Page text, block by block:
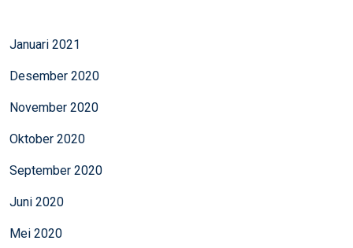
Januari 2021
Desember 2020
November 2020
Oktober 2020
September 2020
Juni 2020
Mei 2020